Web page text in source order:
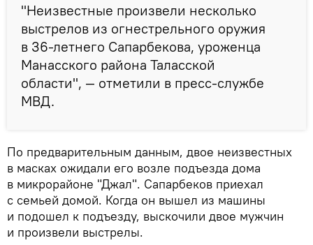
"Неизвестные произвели несколько
выстрелов из огнестрельного оружия
в 36-летнего Сапарбекова, уроженца
Манасского района Таласской
области", — отметили в пресс-службе
МВД.
По предварительным данным, двое неизвестных
в масках ожидали его возле подъезда дома
в микрорайоне "Джал". Сапарбеков приехал
с семьей домой. Когда он вышел из машины
и подошел к подъезду, выскочили двое мужчин
и произвели выстрелы.